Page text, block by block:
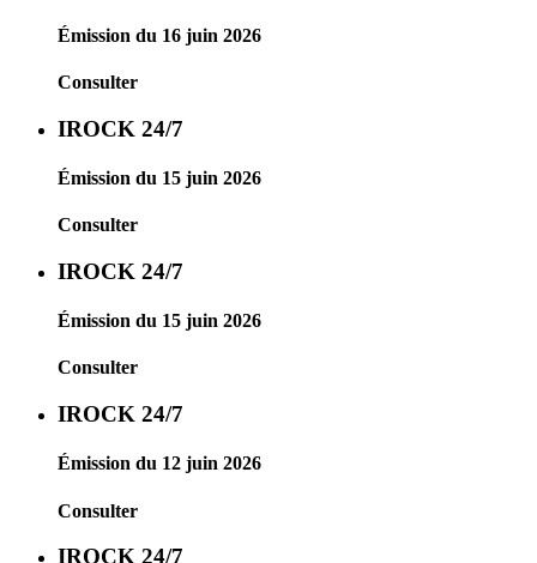
Émission du 16 juin 2026
Consulter
IROCK 24/7
Émission du 15 juin 2026
Consulter
IROCK 24/7
Émission du 15 juin 2026
Consulter
IROCK 24/7
Émission du 12 juin 2026
Consulter
IROCK 24/7